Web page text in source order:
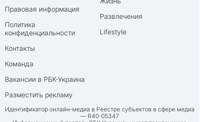
Правовая информация
Политика
конфиденциальности
Контакты
Команда
Вакансии в РБК-Украина
Разместить рекламу
Развлечения
Lifestyle
Идентификатор онлайн-медиа в Реестре субъектов в сфере медиа
— R40-05347